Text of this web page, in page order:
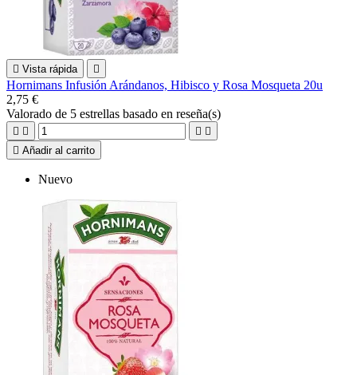
 Vista rápida 
Hornimans Infusión Arándanos, Hibisco y Rosa Mosqueta 20u
2,75 €
Valorado de 5 estrellas basado en reseña(s)
   
 Añadir al carrito
Nuevo